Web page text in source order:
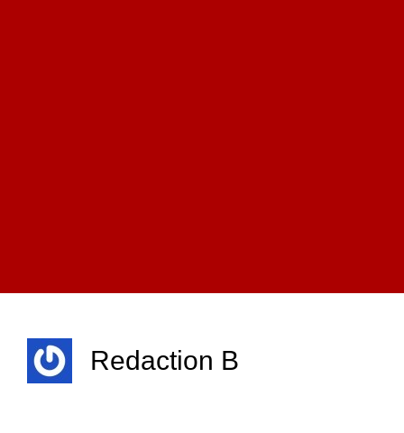
Redaction B